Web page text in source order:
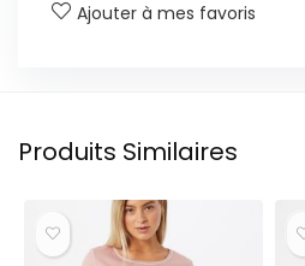
Ajouter à mes favoris
Produits Similaires